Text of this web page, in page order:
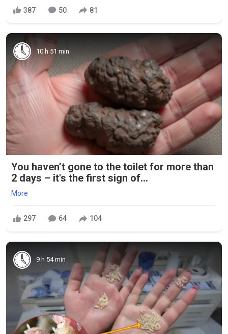
387 50 81
10 h 51 min
You haven’t gone to the toilet for more than
2 days – it's the first sign of...
More
297 64 104
9 h 54 min